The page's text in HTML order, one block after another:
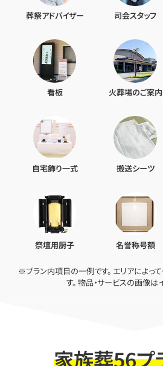
葬祭アドバイザー 司会スタッフ
看板 火葬場のご案内
自宅飾り一式 搬送シーツ
祭壇用厨子 名誉称号額
※プラン内項目の一例です。 エリアによっ
す。 物品・サービスの画像は
家族葬56プ